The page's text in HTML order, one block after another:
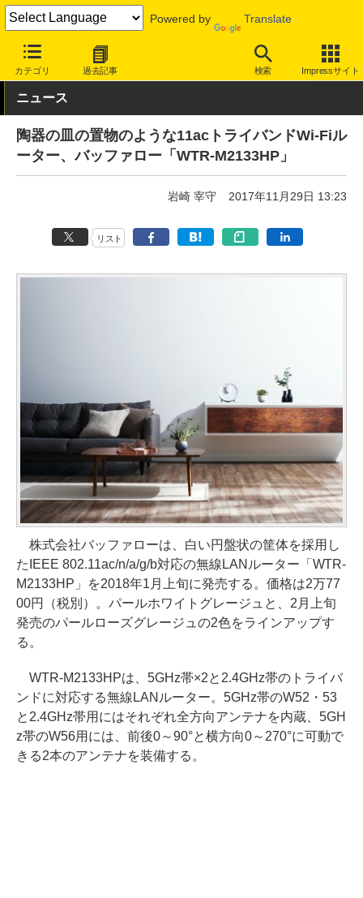
Powered by Translate
カテゴリ 過去記事 検索 Impressサイト
INTERNET Watch ハードウェア 無線LAN
ニュース
陶器の皿の置物のような11acトライバンドWi-Fiル
ーター、バッファロー「WTR-M2133HP」
岩崎 宰守 2017年11月29日 13:23
リスト
株式会社バッファローは、白い円盤状の筐体を採用し
たIEEE 802.11ac/n/a/g/b対応の無線LANルーター「WTR-
M2133HP」を2018年1月上旬に発売する。価格は2万77
00円（税別）。パールホワイトグレージュと、2月上旬
発売のパールローズグレージュの2色をラインアップす
る。
WTR-M2133HPは、5GHz帯×2と2.4GHz帯のトライバ
ンドに対応する無線LANルーター。5GHz帯のW52・53
と2.4GHz帯用にはそれぞれ全方向アンテナを内蔵、5GH
z帯のW56用には、前後0～90°と横方向0～270°に可動で
きる2本のアンテナを装備する。